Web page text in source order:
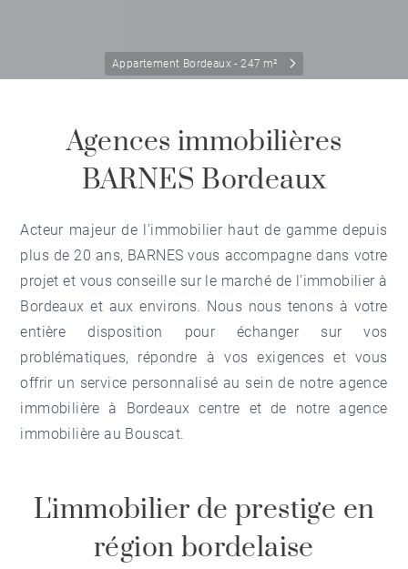
Appartement Bordeaux - 247 m²
Agences immobilières
BARNES Bordeaux
Acteur majeur de l'immobilier haut de gamme depuis
plus de 20 ans, BARNES vous accompagne dans votre
projet et vous conseille sur le marché de l'immobilier à
Bordeaux et aux environs. Nous nous tenons à votre
entière disposition pour échanger sur vos
problématiques, répondre à vos exigences et vous
offrir un service personnalisé au sein de notreagence
immobilière à Bordeaux centre et de notreagence
immobilière au Bouscat.
L'immobilier de prestige en
région bordelaise